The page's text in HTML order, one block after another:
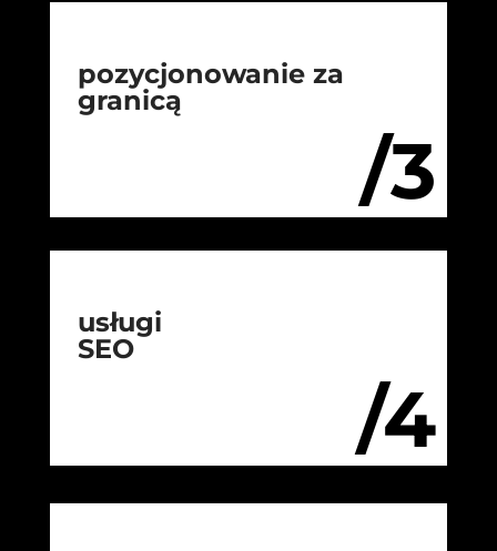
/3
pozycjonowanie za
granicą
/4
usługi
SEO